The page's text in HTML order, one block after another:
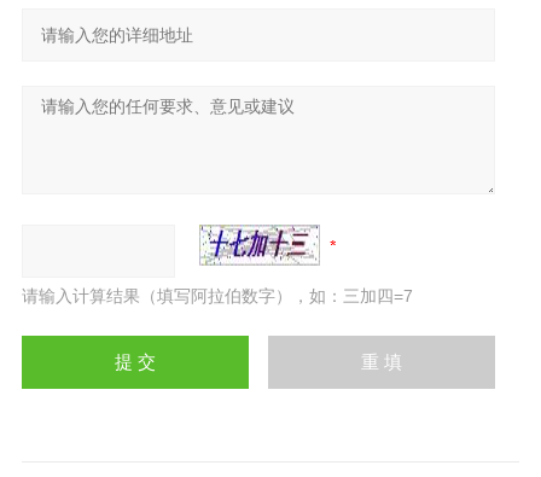
请输入计算结果（填写阿拉伯数字），如：三加四=7